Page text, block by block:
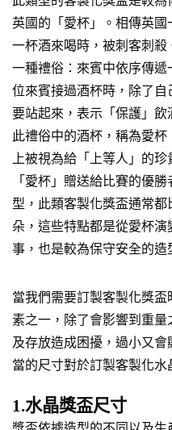
英國的「愛杯」。相傳英
一杯酒來喝時，被刺客刺
一種禮俗：來賓中依序傳
位來賓接過酒杯時，除了
要站起來，表示「保護」飲
此禮俗中的酒杯，稱為愛
上被視為給「上等人」的
「愛杯」贈送給比賽的優
型，此類客製化獎盃通常
朵，這些特點都是從愛杯
事，也是較為保守安全的造
當我們需要訂製客製化獎
素之一，除了會影響到重
及存放造成困擾，過小又
當的尺寸對於訂製客製化水
1.水晶獎盃尺寸